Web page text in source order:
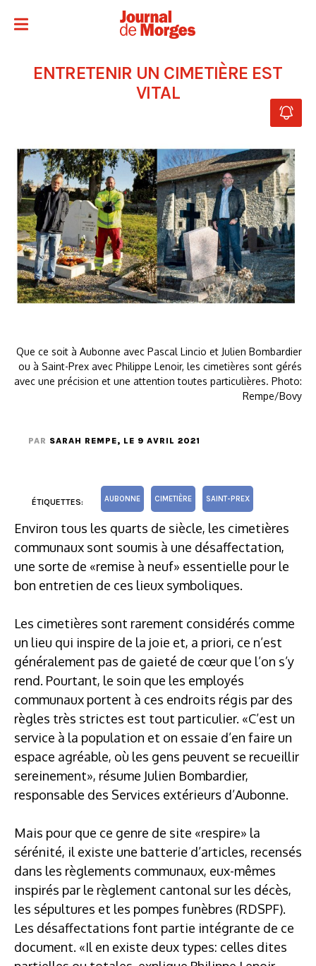
ENTRETENIR UN CIMETIÈRE EST
VITAL
Que ce soit à Aubonne avec Pascal Lincio et Julien Bombardier
ou à Saint-Prex avec Philippe Lenoir, les cimetières sont gérés
avec une précision et une attention toutes particulières. Photo:
Rempe/Bovy
PAR SARAH REMPE, LE 9 AVRIL 2021
ÉTIQUETTES: AUBONNE CIMETIÈRE SAINT-PREX
Environ tous les quarts de siècle, les cimetières
communaux sont soumis à une désaffectation,
une sorte de «remise à neuf» essentielle pour le
bon entretien de ces lieux symboliques.
Les cimetières sont rarement considérés comme
un lieu qui inspire de la joie et, a priori, ce n’est
généralement pas de gaieté de cœur que l’on s’y
rend. Pourtant, le soin que les employés
communaux portent à ces endroits régis par des
règles très strictes est tout particulier. «C’est un
service à la population et on essaie d’en faire un
espace agréable, où les gens peuvent se recueillir
sereinement», résume Julien Bombardier,
responsable des Services extérieurs d’Aubonne.
Mais pour que ce genre de site «respire» la
sérénité, il existe une batterie d’articles, recensés
dans les règlements communaux, eux-mêmes
inspirés par le règlement cantonal sur les décès,
les sépultures et les pompes funèbres (RDSPF).
Les désaffectations font partie intégrante de ce
document. «Il en existe deux types: celles dites